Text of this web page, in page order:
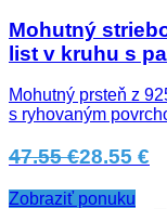
Mohutný
list v kruhu s
Mohutný prsteň z
s ryhovaným
47.55 €28.55 €
Zobraziť ponuku